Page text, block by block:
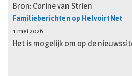
Bron: Corine van Strien
Familieberichten op HelvoirtNet
1 mei 2026
Het is mogelijk om op de